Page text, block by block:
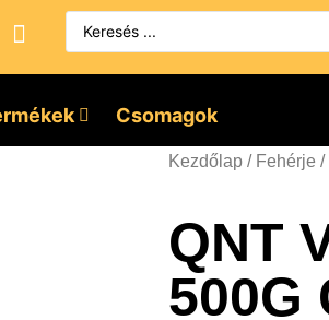
Csomagok
Kezdőlap / Fehérje /
QNT
500G